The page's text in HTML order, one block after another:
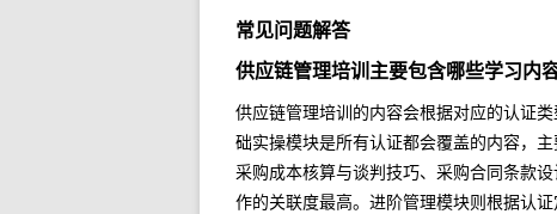
常见问题解答
供应链管理培训主要包含哪些学习内容
供应链管理培训的内容会根据对应的认证
础实操模块是所有认证都会覆盖的内容，
采购成本核算与谈判技巧、采购合同条款
作的关联度最高。进阶管理模块则根据认